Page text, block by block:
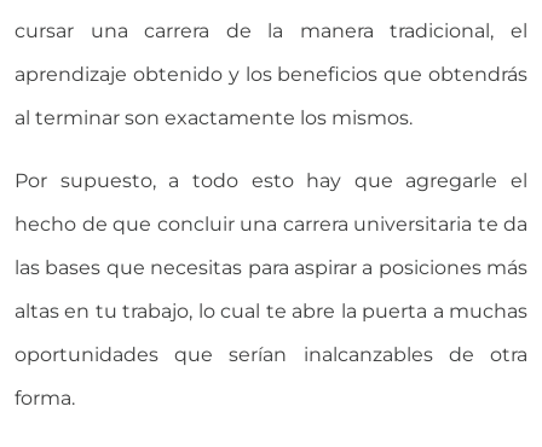
cursar una carrera de la manera tradicional, el
aprendizaje obtenido y los beneficios que obtendrás
al terminar son exactamente los mismos.
Por supuesto, a todo esto hay que agregarle el
hecho de que concluir una carrera universitaria te da
las bases que necesitas para aspirar a posiciones más
altas en tu trabajo, lo cual te abre la puerta a muchas
oportunidades que serían inalcanzables de otra
forma.